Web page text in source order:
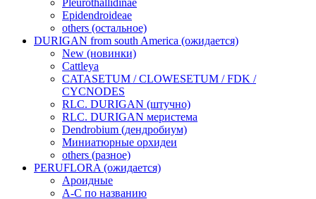
Pleurothallidinae
Epidendroideae
others (остальное)
DURIGAN from south America (ожидается)
New (новинки)
Cattleya
CATASETUM / CLOWESETUM / FDK /
CYCNODES
RLC. DURIGAN (штучно)
RLC. DURIGAN меристема
Dendrobium (дендробиум)
Миниатюрные орхидеи
others (разное)
PERUFLORA (ожидается)
Ароидные
A-C по названию